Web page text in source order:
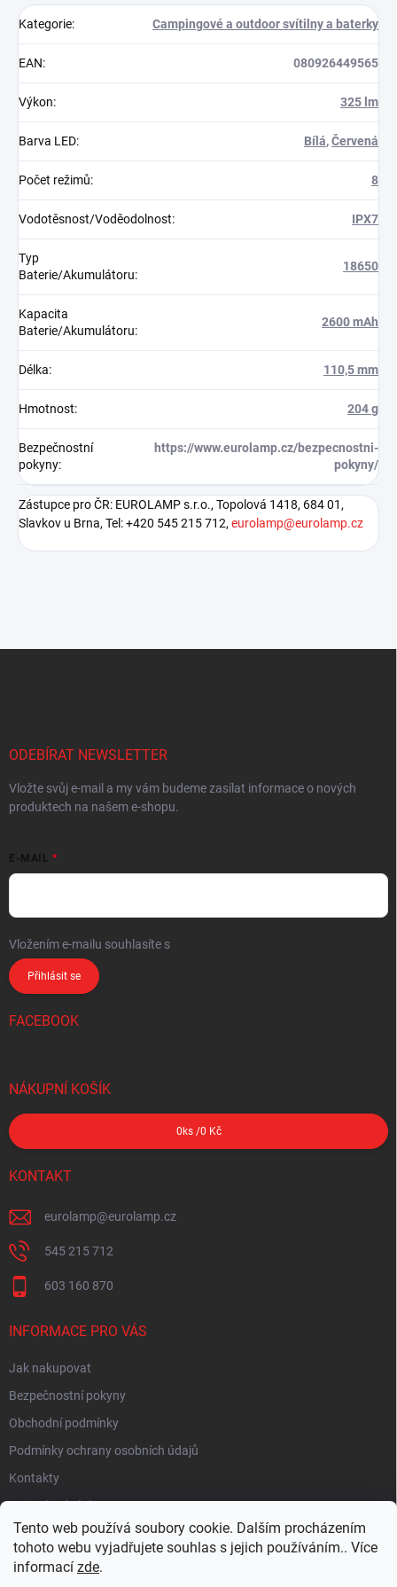
Tento web používá soubory cookie. Dalším procházením
tohoto webu vyjadřujete souhlas s jejich používáním.. Více
informací zde.
Kategorie: Campingové a outdoor svítilny a baterky
EAN: 080926449565
Výkon: 325 lm
Barva LED: Bílá,Červená
Počet režimů: 8
Vodotěsnost/Voděodolnost: IPX7
Typ
Baterie/Akumulátoru:
18650
Kapacita
Baterie/Akumulátoru:
2600 mAh
Délka: 110,5 mm
Hmotnost: 204 g
Bezpečnostní
pokyny:
https://www.eurolamp.cz/bezpecnostni-
pokyny/
Zástupce pro ČR: EUROLAMP s.r.o., Topolová 1418, 684 01,
Slavkov u Brna, Tel: +420 545 215 712, eurolamp@eurolamp.cz
ODEBÍRAT NEWSLETTER
Vložte svůj e-mail a my vám budeme zasílat informace o nových
produktech na našem e-shopu.
E-MAIL
Vložením e-mailu souhlasíte s
Přihlásit se
FACEBOOK
NÁKUPNÍ KOŠÍK
0 ks /0 Kč
KONTAKT
eurolamp@eurolamp.cz
545 215 712
603 160 870
INFORMACE PRO VÁS
Jak nakupovat
Bezpečnostní pokyny
Obchodní podmínky
Podmínky ochrany osobních údajů
Kontakty
Moje objednávka